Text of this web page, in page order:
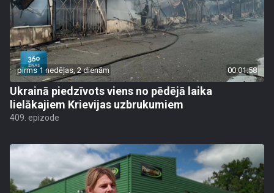
pirms 1 nedēļas, 2 dienām 00:01:58
Ukrainā piedzīvots viens no pēdējā laika
lielākajiem Krievijas uzbrukumiem
409. epizode